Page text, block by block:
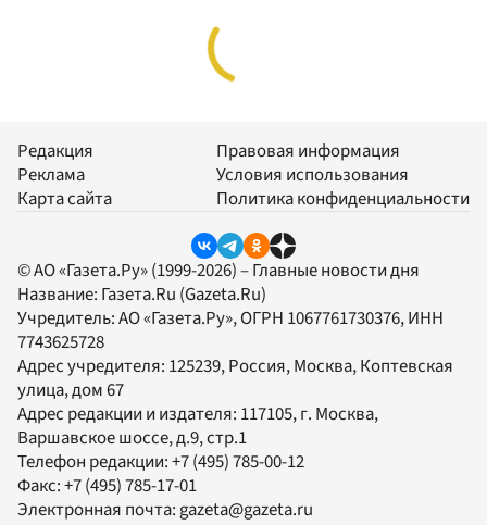
Редакция
Реклама
Карта сайта
Правовая информация
Условия использования
Политика конфиденциальности
© АО «Газета.Ру» (1999-2026) – Главные новости дня
Название: Газета.Ru (Gazeta.Ru)
Учредитель:АО «Газета.Ру», ОГРН 1067761730376, ИНН
7743625728
Адрес учредителя: 125239, Россия, Москва, Коптевская
улица, дом 67
Адрес редакции и издателя: 117105, г. Москва,
Варшавское шоссе, д.9, стр.1
Телефон редакции:+7 (495) 785-00-12
Факс:+7 (495) 785-17-01
Электронная почта:gazeta@gazeta.ru